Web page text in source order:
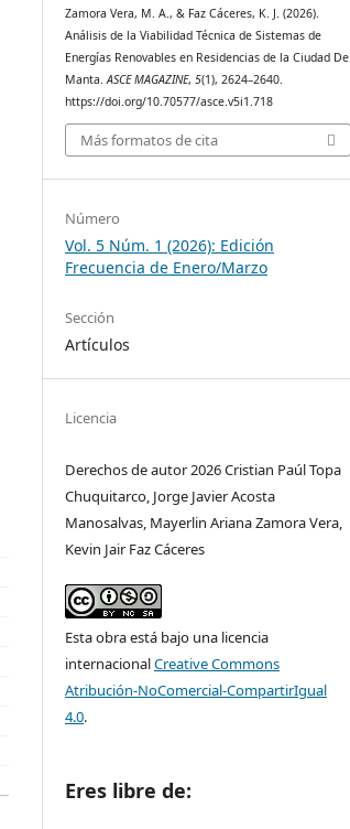
Zamora Vera, M. A., & Faz Cáceres, K. J. (2026).
Análisis de la Viabilidad Técnica de Sistemas de
Energías Renovables en Residencias de la Ciudad De
Manta.ASCE MAGAZINE,5(1), 2624–2640.
https://doi.org/10.70577/asce.v5i1.718
Más formatos de cita
Número
Vol. 5 Núm. 1 (2026): Edición
Frecuencia de Enero/Marzo
Sección
Artículos
Licencia
Derechos de autor 2026 Cristian Paúl Topa
Chuquitarco, Jorge Javier Acosta
Manosalvas, Mayerlin Ariana Zamora Vera,
Kevin Jair Faz Cáceres
Esta obra está bajo una licencia
internacionalCreative Commons
Atribución-NoComercial-CompartirIgual
4.0.
Eres libre de: